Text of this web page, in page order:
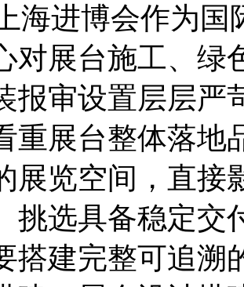
海进博会作为
对展台施工、绿
报审设置层层严
重展台整体落地
展览空间，直接
挑选具备稳定交
搭建完整可追溯